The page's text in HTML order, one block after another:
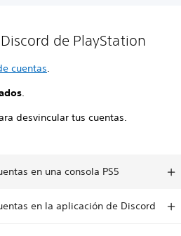
de PlayStation
cuentas.
.
desvincular tus cuentas.
en una consola PS5
en la aplicación de Discord